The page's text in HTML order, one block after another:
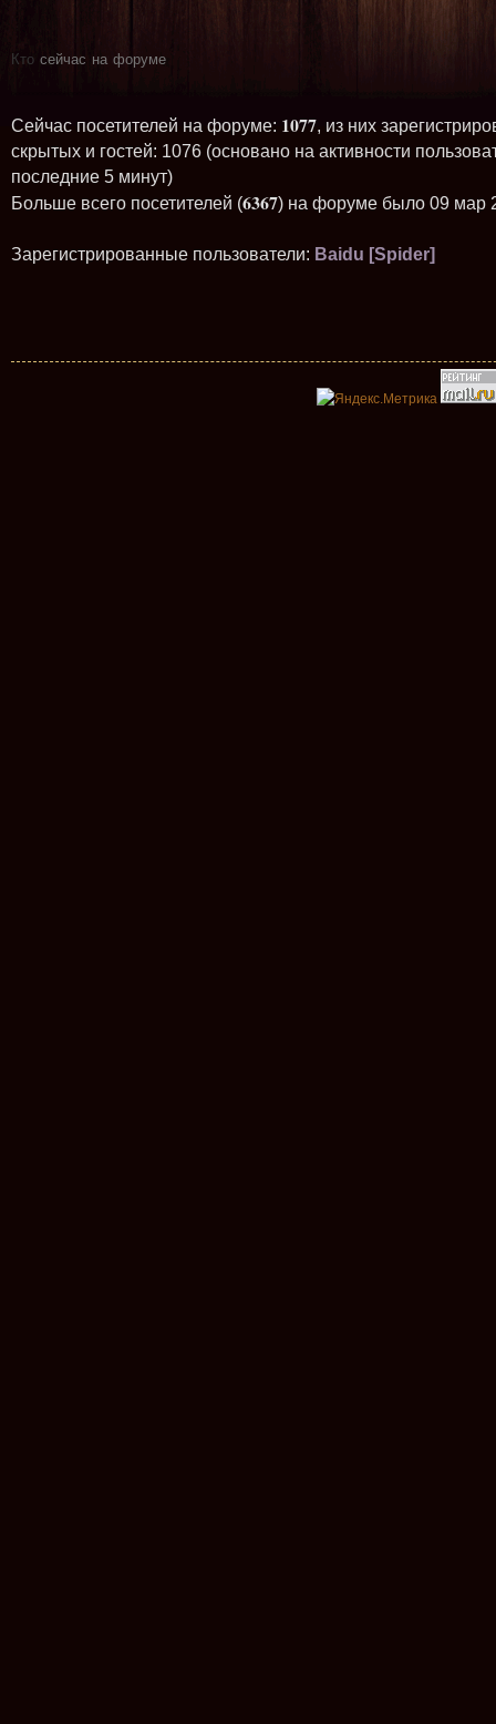
Кто сейчас на форуме
Сейчас посетителей на форуме: 1077, из них
скрытых и гостей: 1076 (основано на активности
последние 5 минут)
Больше всего посетителей (6367) на форуме было 09 мар
Зарегистрированные пользователи: Baidu [Spider]